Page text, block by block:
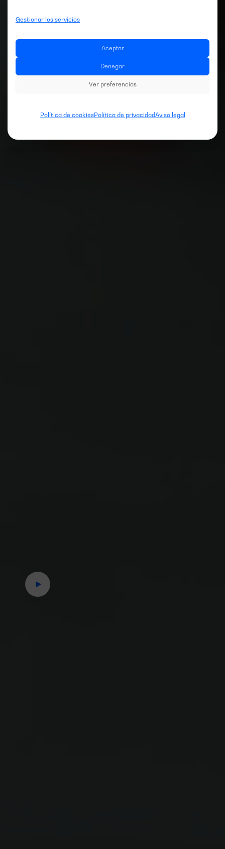
Gestionar los servicios
Aceptar
Denegar
Ver preferencias
Política de cookiesPolítica de privacidadAviso legal